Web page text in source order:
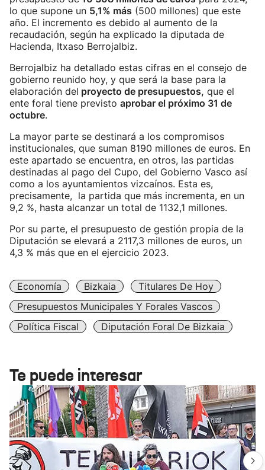
lo que supone un 5,1% más (500 millones) que este
año. El incremento es debido al aumento de la
recaudación, según ha explicado la diputada de
Hacienda, Itxaso Berrojalbiz.
Berrojalbiz ha detallado estas cifras en el consejo de
gobierno reunido hoy, y que será la base para la
elaboración del proyecto de presupuestos, que el
ente foral tiene previsto aprobar el próximo 31 de
octubre.
La mayor parte se destinará a los compromisos
institucionales, que suman 8190 millones de euros. En
este apartado se encuentra, en otros, las partidas
destinadas al pago del Cupo, del Gobierno Vasco así
como a los ayuntamientos vizcaínos. Esta es,
precisamente, la partida que más incrementa, en un
9,2 %, hasta alcanzar un total de 1132,1 millones.
Por su parte, el presupuesto de gestión propia de la
Diputación se elevará a 2117,3 millones de euros, un
4,3 % más que en el ejercicio 2023.
Economía Bizkaia
Titulares De Hoy
Presupuestos Municipales Y Forales Vascos
Política Fiscal
Diputación Foral De Bizkaia
Te puede interesar